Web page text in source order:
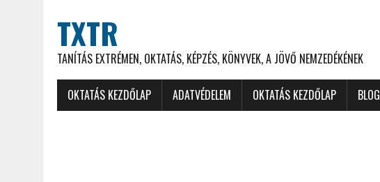
TXTR
TANÍTÁS EXTRÉMEN, OKTATÁS, KÉPZÉS, KÖNYVEK, A JÖVŐ NEMZEDÉKÉNEK
OKTATÁS KEZDŐLAP ADATVÉDELEM OKTATÁS KEZDŐLAP BLOG